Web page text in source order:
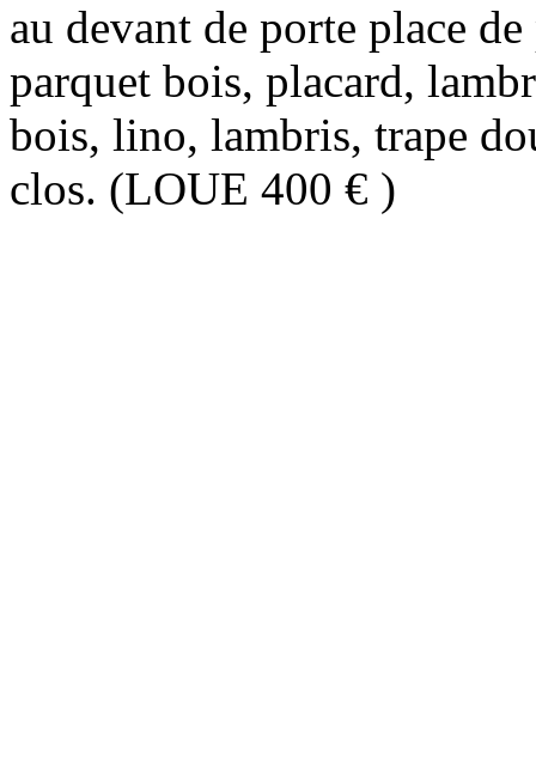
au devant de porte place
parquet bois, placard,
bois, lino, lambris, trape
clos. (LOUE 400 € )